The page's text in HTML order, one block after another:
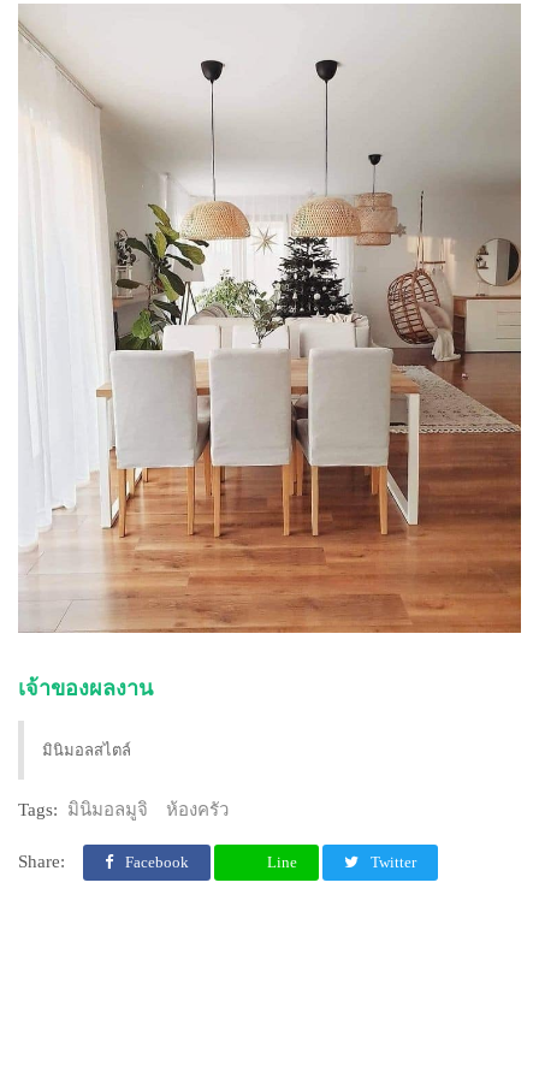
เจ้าของผลงาน
มินิมอลสไตล์
Tags: มินิมอลมูจิ ห้องครัว
Share: Facebook Line Twitter